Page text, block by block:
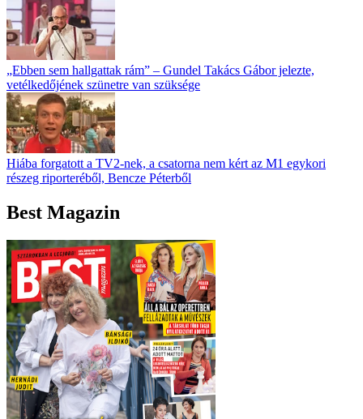
„Ebben sem hallgattak rám” – Gundel Takács Gábor jelezte,
vetélkedőjének szünetre van szüksége
Hiába forgatott a TV2-nek, a csatorna nem kért az M1 egykori
részeg riporteréből, Bencze Péterből
Best Magazin